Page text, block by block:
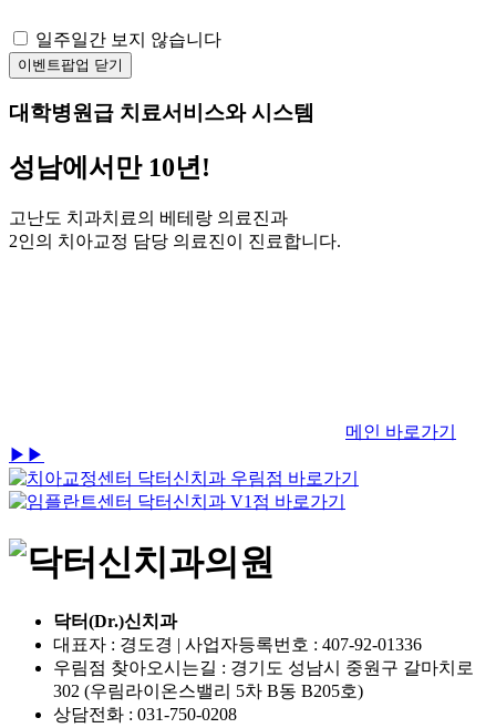
일주일간 보지 않습니다
이벤트팝업 닫기
대학병원급 치료서비스와 시스템
성남에서만 10년!
고난도 치과치료의 베테랑 의료진과
2인의 치아교정 담당 의료진이 진료합니다.
메인 바로가기
▶▶
닥터(Dr.)신치과
대표자 : 경도경 | 사업자등록번호 : 407-92-01336
우림점 찾아오시는길 : 경기도 성남시 중원구 갈마치로
302 (우림라이온스밸리 5차 B동 B205호)
상담전화 : 031-750-0208